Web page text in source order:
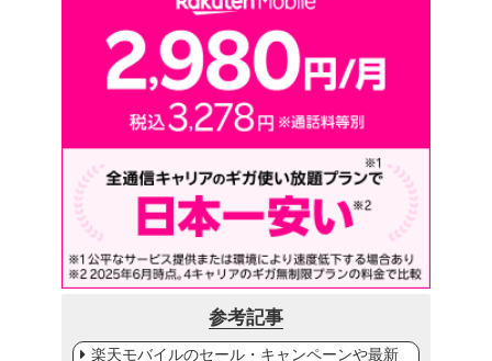
参考記事
楽天モバイルのセール・キャンペーンや最新